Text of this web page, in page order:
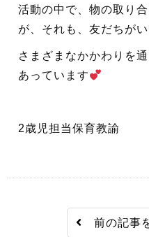
活動の中で、物の取り
が、それも、友だちが
さまざまなかかわりを
あっています
2歳児担当保育教諭
前の記事